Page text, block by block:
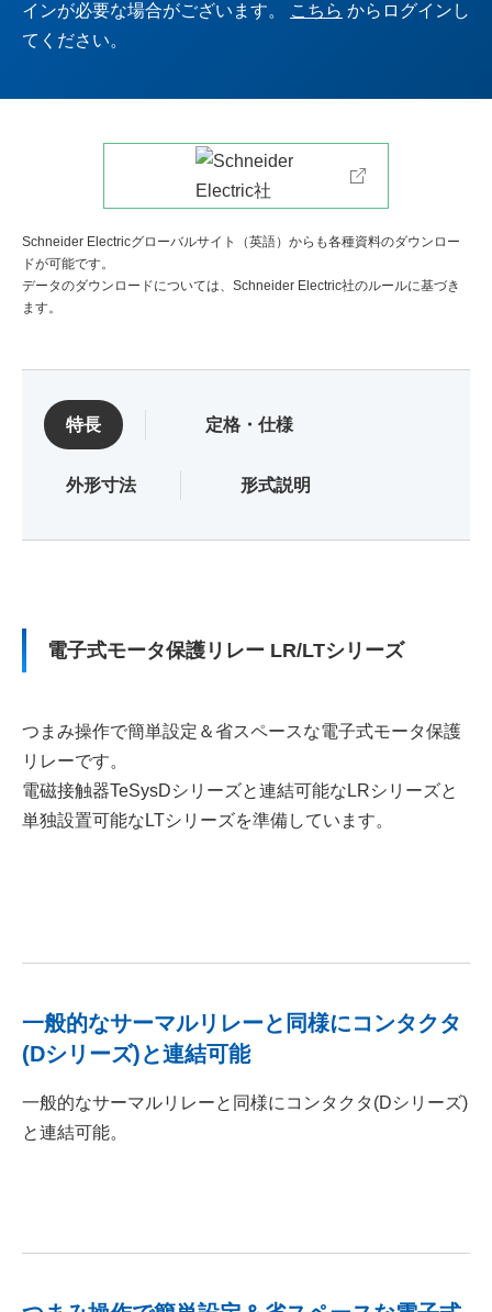
プログラマブル表示器
開閉機器
操作表示機器
制御機器
高圧受配電機器
エネルギー管理機器
インが必要な場合がございます。
こちら からログインし
てください。
Schneider Electricグローバルサイト（英語）からも各種資料のダウンロー
ドが可能です。
データのダウンロードについては、Schneider Electric社のルールに基づき
ます。
特長 定格・仕様
外形寸法 形式説明
電子式モータ保護リレー LR/LTシリーズ
つまみ操作で簡単設定＆省スペースな電子式モータ保護
リレーです。
電磁接触器TeSysDシリーズと連結可能なLRシリーズと
単独設置可能なLTシリーズを準備しています。
一般的なサーマルリレーと同様にコンタクタ
(Dシリーズ)と連結可能
一般的なサーマルリレーと同様にコンタクタ(Dシリーズ)
と連結可能。